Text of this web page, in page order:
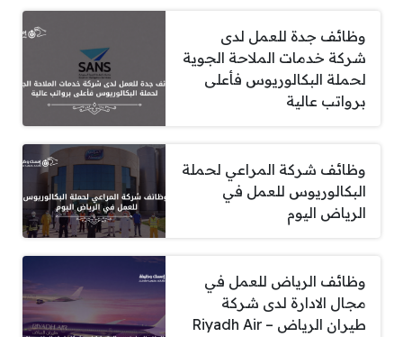
وظائف جدة للعمل لدى
شركة خدمات الملاحة الجوية
لحملة البكالوريوس فأعلى
برواتب عالية
وظائف شركة المراعي لحملة
البكالوريوس للعمل في
الرياض اليوم
وظائف الرياض للعمل في
مجال الادارة لدى شركة
طيران الرياض – Riyadh Air